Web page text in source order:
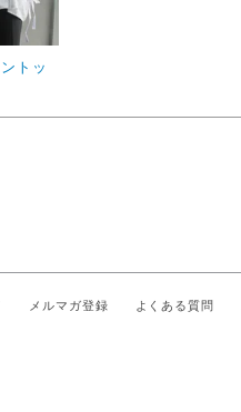
トッ
メルマガ登録 よくある質問